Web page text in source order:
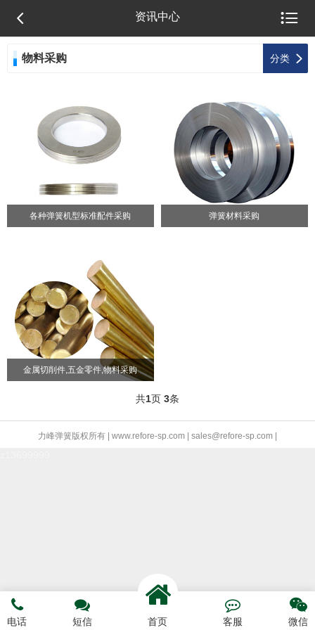
 资讯中心 
物料采购 分类 
各种弹簧机型标准配件采购 弹簧材料采购
金属切削件,五金零件,物料采购
共1页 3条
力峰弹簧版权所有 | www.refore-sp.com | sales@refore-sp.com |
电话咨询 网站首页
电话 短信 首页 客服 微信